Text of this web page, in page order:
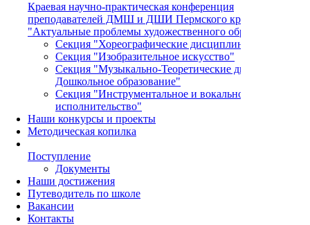
Краевая научно-практическая конференция
преподавателей ДМШ и ДШИ Пермского края
"Актуальные проблемы художественного образования"
Секция "Хореографические дисциплины"
Секция "Изобразительное искусство"
Секция "Музыкально-Теоретические дисциплины и
Дошкольное образование"
Секция "Инструментальное и вокальное
исполнительство"
Наши конкурсы и проекты
Методическая копилка
Поступление
Документы
Наши достижения
Путеводитель по школе
Вакансии
Контакты